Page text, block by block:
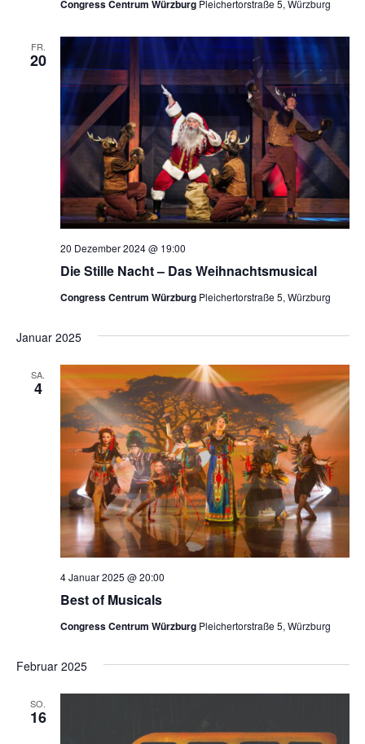
g
e
n
S
u
c
h
e
u
n
d
A
n
s
i
c
t
e
n
,
s
i
c
t
e
-
N
g
a
t
i
n
Congress Centrum Würzburg Pleichertorstraße 5, Würzburg
FR.
20
Die Stille Nacht – Das Weihnachtsmusical
20 Dezember 2024 @ 19:00
Congress Centrum Würzburg Pleichertorstraße 5, Würzburg
Januar 2025
SA.
4
Best of Musicals
4 Januar 2025 @ 20:00
Congress Centrum Würzburg Pleichertorstraße 5, Würzburg
Februar 2025
SO.
16